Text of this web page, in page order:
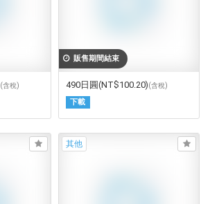
(含稅)
販售期間結束
490日圓(NT$100.20)(含稅)
下載
其他